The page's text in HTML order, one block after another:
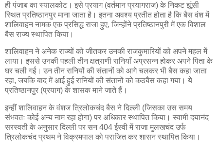
ही पंजाब का स्यालकोट। इसे प्रयाग (वर्तमान प्रयागराज) के निकट झूंसी
स्थित प्रतिष्ठानपुर माना जाता है। इतना अवश्य प्रतीत होता है कि बैस वंश में
शालिवाहन नामक एक प्रसिद्ध राजा हुए, जिन्होंने प्रतिष्ठानपुरी में एक विशाल
बैस राज्य स्थापित किया।
शालिवाहन ने अनेक राज्यों को जीतकर उनकी राजकुमारियों को अपने महल में
लाया। इससे उनकी पहली तीन क्षत्राणी रानियाँ अप्रसन्न होकर अपने पिता के
घर चली गईं। उन तीन रानियों की संतानों को आगे चलकर भी बैस कहा जाता
रहा, जबकि बाद में आई हुई रानियों की संतानों को कठबैस कहा गया। ये
प्रतिष्ठानपुर (प्रयाग) के शासक माने जाते हैं।
इन्हीं शालिवाहन के वंशज त्रिलोकचंद बैस ने दिल्ली (जिसका उस समय
संभवतः कोई अन्य नाम रहा होगा) पर अधिकार स्थापित किया। स्वामी दयानंद
सरस्वती के अनुसार दिल्ली पर सन 404 ईस्वी में राजा मुलखचंद उर्फ
त्रिलोकचंद प्रथम ने विक्रमपाल को पराजित कर शासन स्थापित किया।